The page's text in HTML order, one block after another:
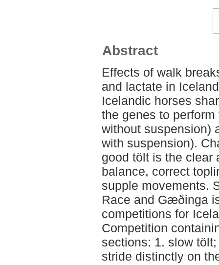
Abstract
Effects of walk
and lactate in
Icelandic horses
the genes to
without suspension)
with suspension).
good tölt is the clear
balance, correct
supple movements.
Race and Gæðinga
competitions for
Competition
sections: 1. slow
stride distinctly on